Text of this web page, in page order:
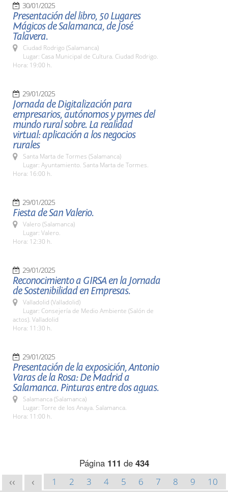
30/01/2025
Presentación del libro, 50 Lugares
Mágicos de Salamanca, de José
Talavera.
Ciudad Rodrigo (Salamanca)
Lugar: Casa Municipal de Cultura. Ciudad Rodrigo.
Hora: 19:00 h.
29/01/2025
Jornada de Digitalización para
empresarios, autónomos y pymes del
mundo rural sobre. La realidad
virtual: aplicación a los negocios
rurales
Santa Marta de Tormes (Salamanca)
Lugar: Ayuntamiento. Santa Marta de Tormes.
Hora: 16:00 h.
29/01/2025
Fiesta de San Valerio.
Valero (Salamanca)
Lugar: Valero.
Hora: 12:30 h.
29/01/2025
Reconocimiento a GIRSA en la Jornada
de Sostenibilidad en Empresas.
Valladolid (Valladolid)
Lugar: Consejería de Medio Ambiente (Salón de
actos). Valladolid
Hora: 11:30 h.
29/01/2025
Presentación de la exposición, Antonio
Varas de la Rosa: De Madrid a
Salamanca. Pinturas entre dos aguas.
Salamanca (Salamanca)
Lugar: Torre de los Anaya. Salamanca.
Hora: 11:00 h.
Página 111 de 434
<< < 1 2 3 4 5 6 7 8 9
10